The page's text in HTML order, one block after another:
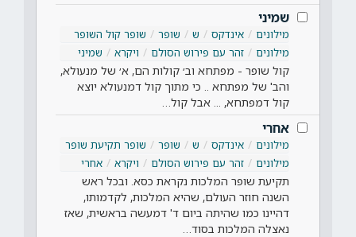
שמיני
מילונים אינדקס ש שופר
שופר קול השופר
מילונים
זהר עם פירוש הסולם ויקרא שמיני
קול שופר - מפתחא וב׳ קולות הם, א׳ של מנעולא,
והב' של מפתחא .. כי מתוך קול דמנעולא יוצא
קול דמפתחא, ... אבל קול…
אחרי
מילונים אינדקס ש שופר
שופר תקיעת שופר
מילונים
זהר עם פירוש הסולם ויקרא אחרי
תקיעת שופר המלכות נקראת כסא. ובכל ראש
השנה חוזר העולם, שהיא המלכות, לקדמותו,
דהיינו כמו שהיתה ביום ד' דמעשה בראשית, שאז
נאצלה המלכות בסוד…